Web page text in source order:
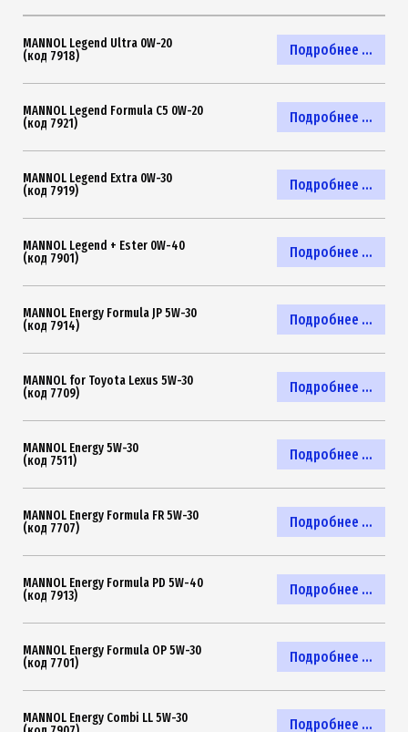
Подробнее ...
MANNOL Legend Ultra 0W-20
(код 7918)
Подробнее ...
MANNOL Legend Formula C5 0W-20
(код 7921)
Подробнее ...
MANNOL Legend Extra 0W-30
(код 7919)
Подробнее ...
MANNOL Legend + Ester 0W-40
(код 7901)
Подробнее ...
MANNOL Energy Formula JP 5W-30
(код 7914)
Подробнее ...
MANNOL for Toyota Lexus 5W-30
(код 7709)
Подробнее ...
MANNOL Energy 5W-30
(код 7511)
Подробнее ...
MANNOL Energy Formula FR 5W-30
(код 7707)
Подробнее ...
MANNOL Energy Formula PD 5W-40
(код 7913)
Подробнее ...
MANNOL Energy Formula OP 5W-30
(код 7701)
Подробнее ...
MANNOL Energy Combi LL 5W-30